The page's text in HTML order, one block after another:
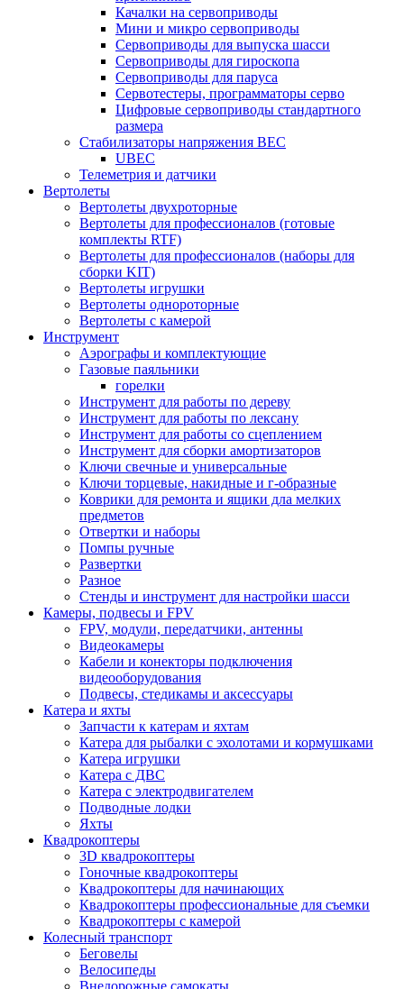
Качалки на сервоприводы
Мини и микро сервоприводы
Сервоприводы для выпуска шасси
Сервоприводы для гироскопа
Сервоприводы для паруса
Сервотестеры, программаторы серво
Цифровые сервоприводы стандартного
размера
Стабилизаторы напряжения BEC
UBEC
Телеметрия и датчики
Вертолеты
Вертолеты двухроторные
Вертолеты для профессионалов (готовые
комплекты RTF)
Вертолеты для профессионалов (наборы для
сборки KIT)
Вертолеты игрушки
Вертолеты однороторные
Вертолеты с камерой
Инструмент
Аэрографы и комплектующие
Газовые паяльники
горелки
Инструмент для работы по дереву
Инструмент для работы по лексану
Инструмент для работы со сцеплением
Инструмент для сборки амортизаторов
Ключи свечные и универсальные
Ключи торцевые, накидные и г-образные
Коврики для ремонта и ящики дла мелких
предметов
Отвертки и наборы
Помпы ручные
Развертки
Разное
Стенды и инструмент для настройки шасси
Камеры, подвесы и FPV
FPV, модули, передатчики, антенны
Видеокамеры
Кабели и конекторы подключения
видеооборудования
Подвесы, стедикамы и аксессуары
Катера и яхты
Запчасти к катерам и яхтам
Катера для рыбалки с эхолотами и кормушками
Катера игрушки
Катера с ДВС
Катера с электродвигателем
Подводные лодки
Яхты
Квадрокоптеры
3D квадрокоптеры
Гоночные квадрокоптеры
Квадрокоптеры для начинающих
Квадрокоптеры профессиональные для съемки
Квадрокоптеры с камерой
Колесный транспорт
Беговелы
Велосипеды
Внедорожные самокаты